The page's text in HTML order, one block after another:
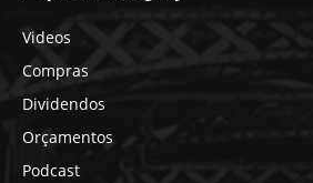
Videos
Compras
Dividendos
Orçamentos
Podcast